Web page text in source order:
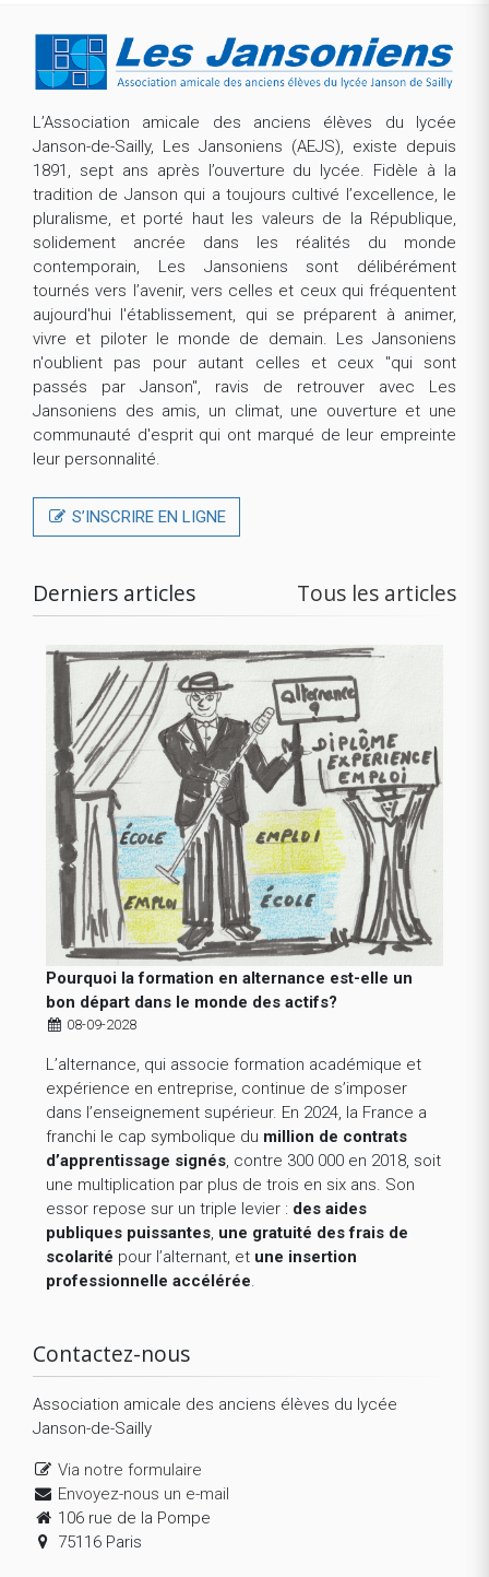
L’Association amicale des anciens élèves du lycée
Janson-de-Sailly, Les Jansoniens (AEJS), existe depuis
1891, sept ans après l’ouverture du lycée. Fidèle à la
tradition de Janson qui a toujours cultivé l’excellence, le
pluralisme, et porté haut les valeurs de la République,
solidement ancrée dans les réalités du monde
contemporain, Les Jansoniens sont délibérément
tournés vers l’avenir, vers celles et ceux qui fréquentent
aujourd'hui l'établissement, qui se préparent à animer,
vivre et piloter le monde de demain. Les Jansoniens
n'oublient pas pour autant celles et ceux "qui sont
passés par Janson", ravis de retrouver avec Les
Jansoniens des amis, un climat, une ouverture et une
communauté d'esprit qui ont marqué de leur empreinte
leur personnalité.
S’INSCRIRE EN LIGNE
Derniers articles Tous les articles
Pourquoi la formation en alternance est-elle un
bon départ dans le monde des actifs?
08-09-2028
L’alternance, qui associe formation académique et
expérience en entreprise, continue de s’imposer
dans l’enseignement supérieur. En 2024, la France a
franchi le cap symbolique du million de contrats
d’apprentissage signés, contre 300 000 en 2018, soit
une multiplication par plus de trois en six ans. Son
essor repose sur un triple levier : des aides
publiques puissantes, une gratuité des frais de
scolarité pour l’alternant, et une insertion
professionnelle accélérée.
Contactez-nous
Association amicale des anciens élèves du lycée
Janson-de-Sailly
Via notre formulaire
Envoyez-nous un e-mail
106 rue de la Pompe
75116 Paris